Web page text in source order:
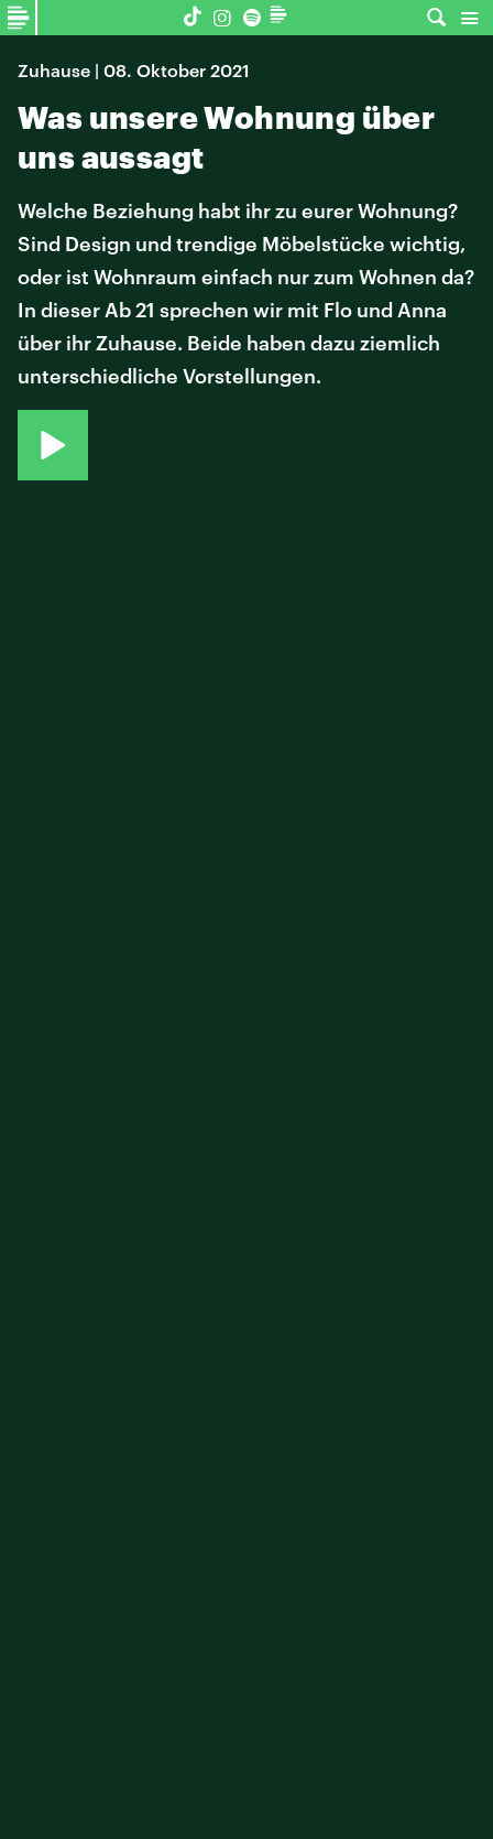
Zuhause | 08. Oktober 2021
Was unsere Wohnung über
uns aussagt
Welche Beziehung habt ihr zu eurer Wohnung?
Sind Design und trendige Möbelstücke wichtig,
oder ist Wohnraum einfach nur zum Wohnen da?
In dieser Ab 21 sprechen wir mit Flo und Anna
über ihr Zuhause. Beide haben dazu ziemlich
unterschiedliche Vorstellungen.